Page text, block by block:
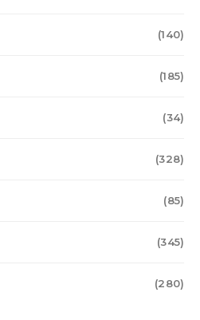
(140)
(185)
(34)
(328)
(85)
(345)
(280)